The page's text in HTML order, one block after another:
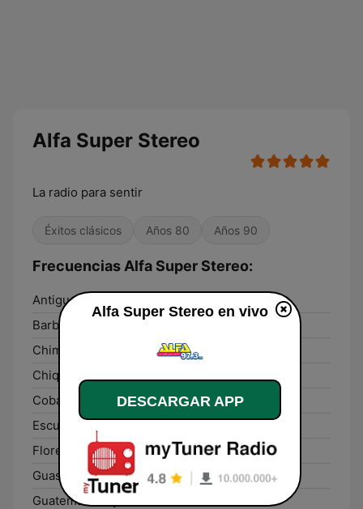
Alfa Super Stereo
La radio para sentir
Éxitos clásicos Años 80 Años 90
Frecuencias Alfa Super Stereo:
Antigua Guatemala:
Barberena:
107.1 FM
Chimaltenango:
97.3 FM
Chiquimula:
Cobán:
101.9 FM
Escuintla: 107.1 FM
Flores:
101.9 FM
Guastatoya: 97.3 FM
Guatemala City:
Alfa Super Stereo en vivo
DESCARGAR APP